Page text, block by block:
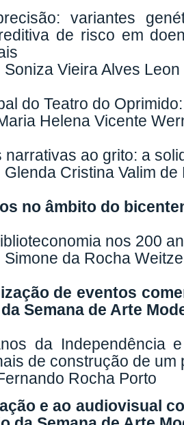
variantes
de risco em
Vieira Alves Leon
do Teatro do
Helena Vicente
narrativas ao grito: a
Cristina Valim de
no âmbito do
nos 200
da Rocha
de eventos
Semana de Arte
da Independência
de construção de um
Rocha Porto
e ao audiovisual